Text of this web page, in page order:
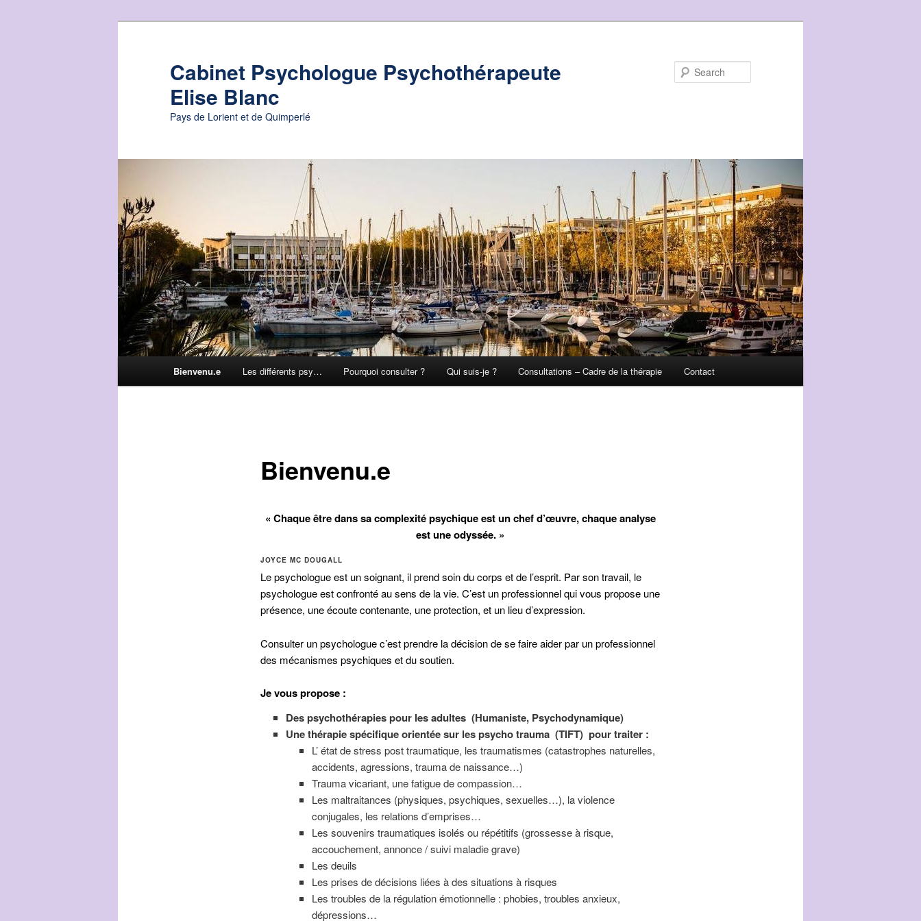
Cabinet Psychologue Psychothérapeute
Elise Blanc
Pays de Lorient et de Quimperlé
Bienvenu.e Les différents psy… Pourquoi consulter ? Qui suis-je ? Consultations – Cadre de la thérapie Contact
Bienvenu.e
« Chaque être dans sa complexité psychique est un chef d’œuvre, chaque analyse
est une odyssée. »
JOYCE MC DOUGALL
Le psychologue est un soignant, il prend soin du corps et de l’esprit. Par son travail, le
psychologue est confronté au sens de la vie. C’est un professionnel qui vous propose une
présence, une écoute contenante, une protection, et un lieu d’expression.
Consulter un psychologue c’est prendre la décision de se faire aider par un professionnel
des mécanismes psychiques et du soutien.
Je vous propose :
Des psychothérapies pour les adultes(Humaniste, Psychodynamique)
Une thérapie spécifique orientée sur les psycho trauma (TIFT) pour traiter :
L’ état de stress post traumatique, les traumatismes (catastrophes naturelles,
accidents, agressions, trauma de naissance…)
Trauma vicariant, une fatigue de compassion…
Les maltraitances (physiques, psychiques, sexuelles…), la violence
conjugales, les relations d’emprises…
Les souvenirs traumatiques isolés ou répétitifs (grossesse à risque,
accouchement, annonce / suivi maladie grave)
Les deuils
Les prises de décisions liées à des situations à risques
Les troubles de la régulation émotionnelle : phobies, troubles anxieux,
dépressions…